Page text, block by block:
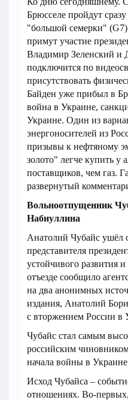
Брюсселе пройдут
"большой семерки"
примут участие
Владимир Зеленский и
подключится по
присутствовать
Байден уже прибыл в
война в Украине,
Украине. Один из
энергоносителей из
призывы к нефтяному
золото" легче купить у
поставщиков, чем газ.
развернутый
Вольноотпущенник
Набиуллина
Анатолий Чубайс ушёл
представителя
устойчивого развития
отъезде сообщило
на два анонимных
издания, Анатолий
с вторжением России в
Чубайс стал самым
российским
начала войны в
Исход Чубайса –
отношениях. Во-